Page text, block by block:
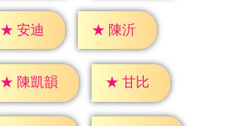
★ 安迪 ★ 陳沂
★ 陳凱韻 ★ 甘比